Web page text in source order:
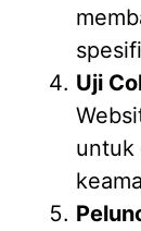
Uji
untuk